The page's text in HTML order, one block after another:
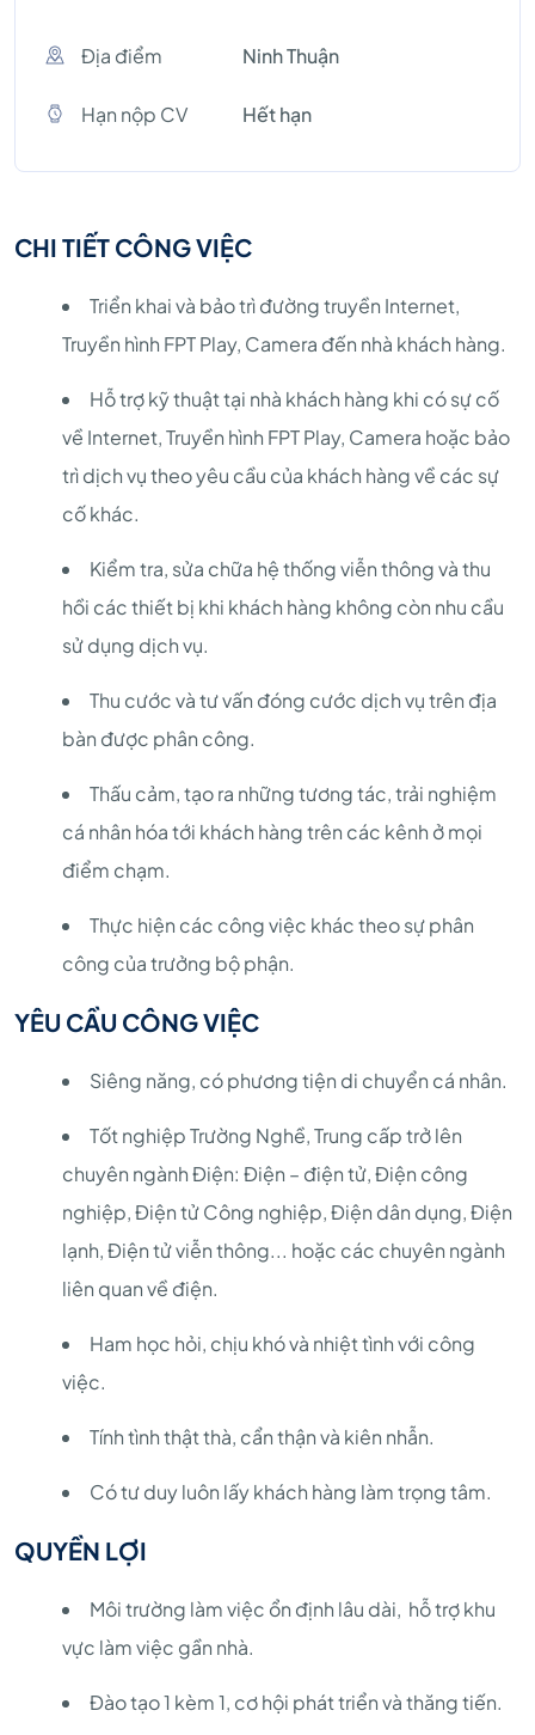
Địa điểm Ninh Thuận
Hạn nộp CV Hết hạn
CHI TIẾT CÔNG VIỆC
Triển khai và bảo trì đường truyền Internet,
Truyền hình FPT Play, Camera đến nhà khách hàng.
Hỗ trợ kỹ thuật tại nhà khách hàng khi có sự cố
về Internet, Truyền hình FPT Play, Camera hoặc bảo
trì dịch vụ theo yêu cầu của khách hàng về các sự
cố khác.
Kiểm tra, sửa chữa hệ thống viễn thông và thu
hồi các thiết bị khi khách hàng không còn nhu cầu
sử dụng dịch vụ.
Thu cước và tư vấn đóng cước dịch vụ trên địa
bàn được phân công.
Thấu cảm, tạo ra những tương tác, trải nghiệm
cá nhân hóa tới khách hàng trên các kênh ở mọi
điểm chạm.
Thực hiện các công việc khác theo sự phân
công của trưởng bộ phận.
YÊU CẦU CÔNG VIỆC
Siêng năng, có phương tiện di chuyển cá nhân.
Tốt nghiệp Trường Nghề, Trung cấp trở lên
chuyên ngành Điện: Điện – điện tử, Điện công
nghiệp, Điện tử Công nghiệp, Điện dân dụng, Điện
lạnh, Điện tử viễn thông... hoặc các chuyên ngành
liên quan về điện.
Ham học hỏi, chịu khó và nhiệt tình với công
việc.
Tính tình thật thà, cẩn thận và kiên nhẫn.
Có tư duy luôn lấy khách hàng làm trọng tâm.
QUYỀN LỢI
Môi trường làm việc ổn định lâu dài, hỗ trợ khu
vực làm việc gần nhà.
Đào tạo 1 kèm 1, cơ hội phát triển và thăng tiến.